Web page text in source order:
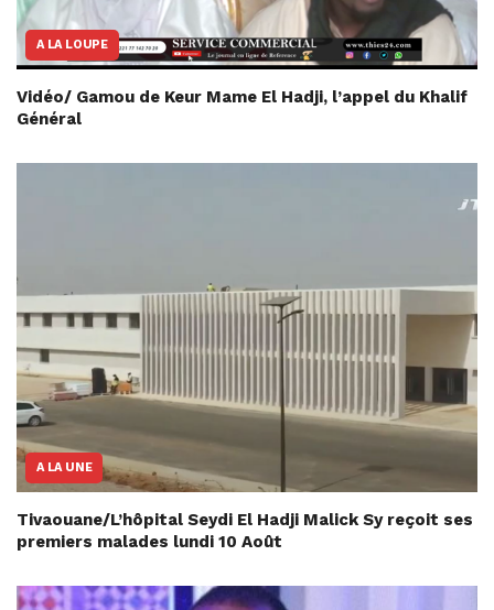
A LA LOUPE
Vidéo/ Gamou de Keur Mame El Hadji, l’appel du Khalif
Général
A LA UNE
Tivaouane/L’hôpital Seydi El Hadji Malick Sy reçoit ses
premiers malades lundi 10 Août